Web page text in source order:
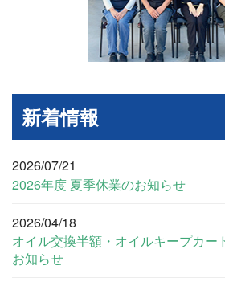
新着情報
2026/07/21
2026年度 夏季休業のお知らせ
2026/04/18
オイル交換半額・オイルキープカー
お知らせ